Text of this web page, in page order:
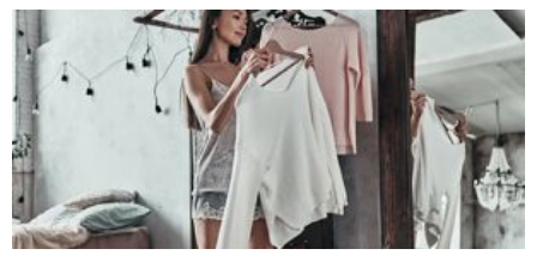
"ბოლო წამებზე ნამდვილად ისმის
განწირული ხმა: “კახა, არ
მიმატოვო, გეხვეწები” - რა წერს
და რა ვიდეოს აქვეყნებს
ადვოკატი, ტარიელ კაკაბაძე?
ვრცელდება მკვლელობის
მომენტში გადაღებული უმძიმესი
ვიდეო: კადრებში ჩანს, როგორ
ესროლეს ცნობილ "ტიკტოკერს"